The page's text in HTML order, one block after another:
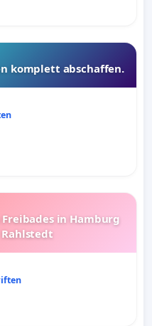
komplett abschaffen.
in Hamburg
Rahlstedt